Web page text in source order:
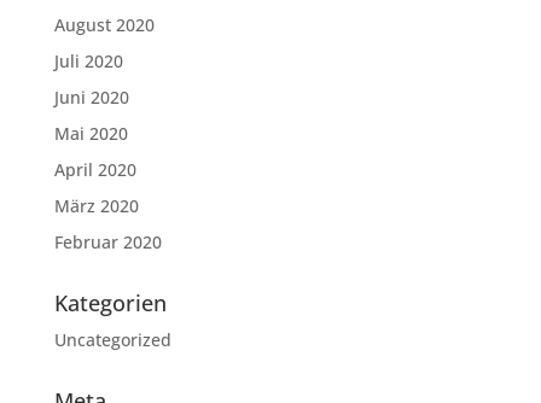
August 2020
Juli 2020
Juni 2020
Mai 2020
April 2020
März 2020
Februar 2020
Kategorien
Uncategorized